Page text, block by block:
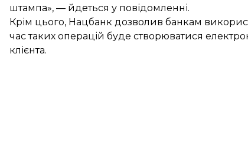
штампа», — йдеться у повідомленні.
Крім цього, Нацбанк дозволив банкам
час таких операцій буде створюватися
клієнта.